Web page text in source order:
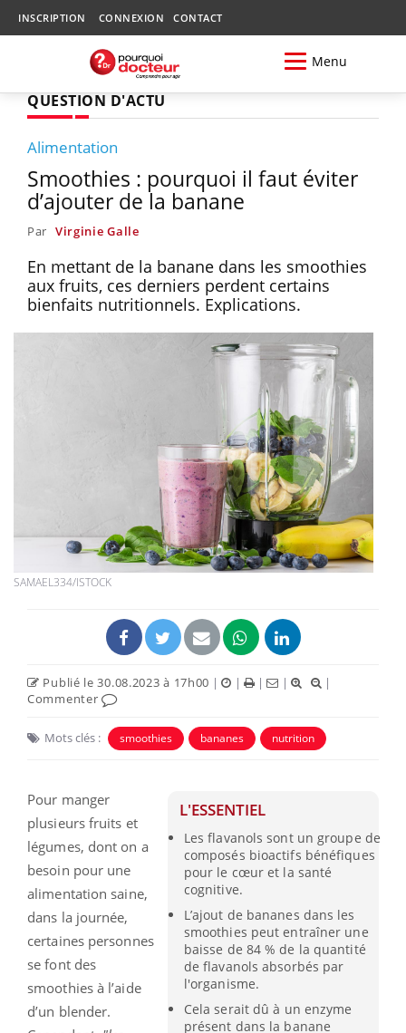
INSCRIPTION CONNEXION CONTACT
Menu
QUESTION D'ACTU
Alimentation
Smoothies : pourquoi il faut éviter
d’ajouter de la banane
Par Virginie Galle
En mettant de la banane dans les smoothies
aux fruits, ces derniers perdent certains
bienfaits nutritionnels. Explications.
SAMAEL334/ISTOCK
Publié le 30.08.2023 à 17h00 | | | |
|
Commenter
Mots clés : smoothies bananes nutrition
L'ESSENTIEL
Les flavanols sont un groupe de
composés bioactifs bénéfiques
pour le cœur et la santé
cognitive.
L’ajout de bananes dans les
smoothies peut entraîner une
baisse de 84 % de la quantité
de flavanols absorbés par
l'organisme.
Cela serait dû à un enzyme
présent dans la banane
Pour manger
plusieurs fruits et
légumes, dont on a
besoin pour une
alimentation saine,
dans la journée,
certaines personnes
se font des
smoothies à l’aide
d’un blender.